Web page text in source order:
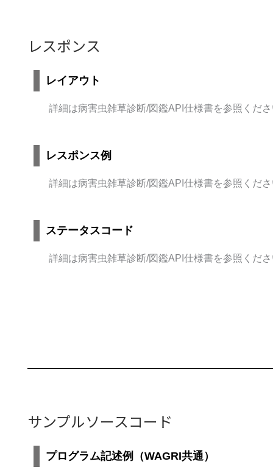
レスポンス
レイアウト
詳細は病害虫雑草診断/図鑑API 仕様書を参照くだ
レスポンス例
詳細は病害虫雑草診断/図鑑API 仕様書を参照くだ
ステータスコード
詳細は病害虫雑草診断/図鑑API 仕様書を参照くだ
サンプルソースコード
プログラム記述例（WAGRI共通）